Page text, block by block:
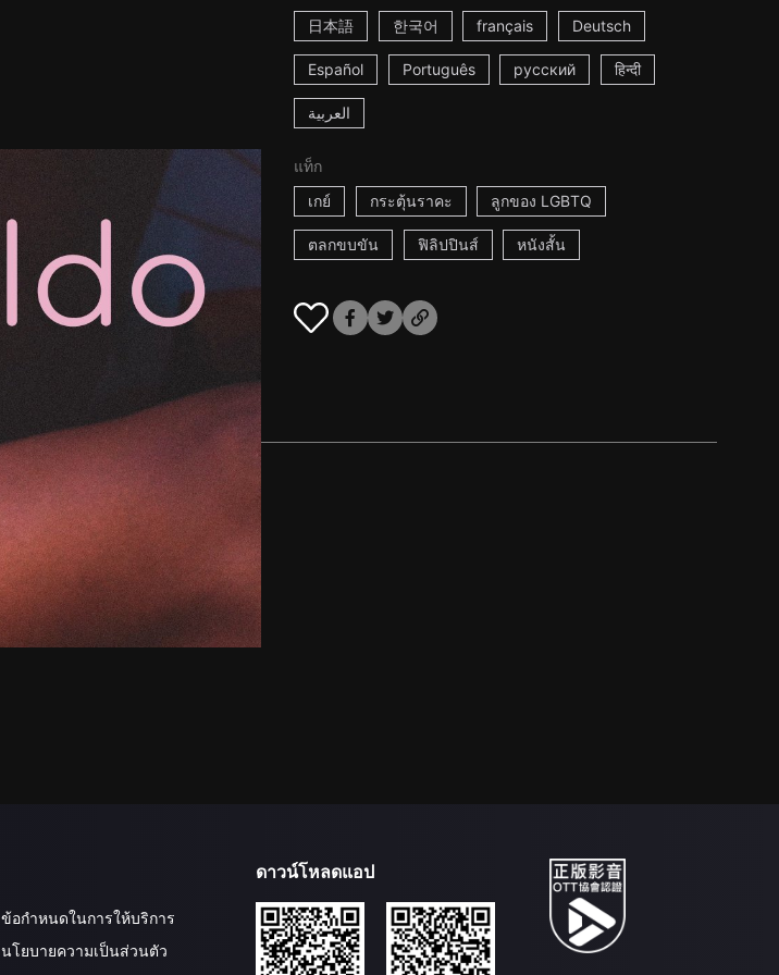
日本語 한국어 français Deutsch
Español Português русский हिन्दी
العربية
แท็ก
เกย์
กระตุ้นราคะ ลูกของ LGBTQ
ตลกขบขัน ฟิลิปปินส์ หนังสั้น
ข้อกำหนดในการให้บริการ
นโยบายความเป็นส่วนตัว
ดาวน์โหลดแอป